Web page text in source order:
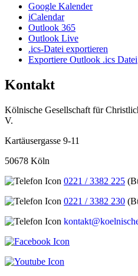
Google Kalender
iCalendar
Outlook 365
Outlook Live
.ics-Datei exportieren
Exportiere Outlook .ics Datei
Kontakt
Kölnische Gesellschaft für
V.
Kartäusergasse 9-11
50678 Köln
0221 / 3382 225
0221 / 3382 230